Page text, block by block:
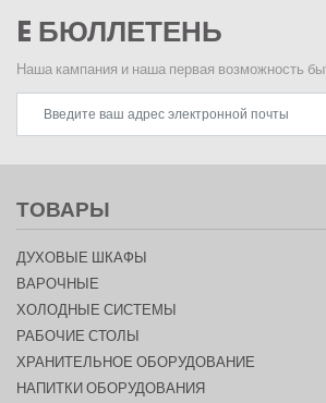
E БЮЛЛЕТЕНЬ
Наша кампания и наша первая возможность
ТОВАРЫ
ДУХОВЫЕ ШКАФЫ
ВАРОЧНЫЕ
ХОЛОДНЫЕ СИСТЕМЫ
РАБОЧИЕ СТОЛЫ
ХРАНИТЕЛЬНОЕ ОБОРУДОВАНИЕ
НАПИТКИ ОБОРУДОВАНИЯ